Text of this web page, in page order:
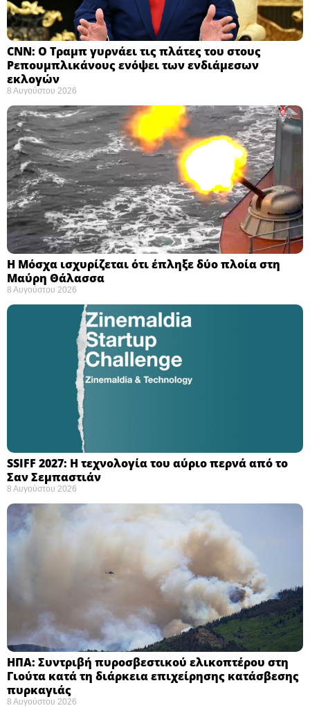
CNN: Ο Τραμπ γυρνάει τις πλάτες του στους
Ρεπουμπλικάνους ενόψει των ενδιάμεσων
εκλογών ​
8 Αυγούστου 2026
Η Μόσχα ισχυρίζεται ότι έπληξε δύο πλοία στη
Μαύρη Θάλασσα ​
8 Αυγούστου 2026
SSIFF 2027: Η τεχνολογία του αύριο περνά από το
Σαν Σεμπαστιάν ​
8 Αυγούστου 2026
ΗΠΑ: Συντριβή πυροσβεστικού ελικοπτέρου στη
Γιούτα κατά τη διάρκεια επιχείρησης κατάσβεσης
πυρκαγιάς ​
8 Αυγούστου 2026